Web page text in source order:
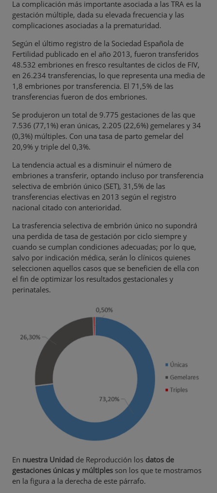
La complicación más importante asociada a las TRA es la
gestación múltiple, dada su elevada frecuencia y las
complicaciones asociadas a la prematuridad.
Según el último registro de la Sociedad Española de
Fertilidad publicado en el año 2013, fueron transferidos
48.532 embriones en fresco resultantes de ciclos de FIV,
en 26.234 transferencias, lo que representa una media de
1,8 embriones por transferencia. El 71,5% de las
transferencias fueron de dos embriones.
Se produjeron un total de 9.775 gestaciones de las que
7.536 (77,1%) eran únicas, 2.205 (22,6%) gemelares y 34
(0,3%) múltiples. Con una tasa de parto gemelar del
20,9% y triple del 0,3%.
La tendencia actual es a disminuir el número de
embriones a transferir, optando incluso por transferencia
selectiva de embrión único (SET), 31,5% de las
transferencias electivas en 2013 según el registro
nacional citado con anterioridad.
La trasferencia selectiva de embrión único no supondrá
una perdida de tasa de gestación por ciclo siempre y
cuando se cumplan condiciones adecuadas; por lo que,
salvo por indicación médica, serán lo clínicos quienes
seleccionen aquellos casos que se beneficien de ella con
el fin de optimizar los resultados gestacionales y
perinatales.
En nuestra Unidad de Reproducción los datos de
gestaciones únicas y múltiples son los que te mostramos
en la figura a la derecha de este párrafo.